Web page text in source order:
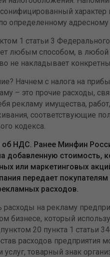
определенному
1 статьи 3
любым способом, в
не накладывает
Начнем с налога на
– это прочие расходы,
рекламу имущества,
соответствующие
кодекса.
НДС. Ранее Минфин
добавленную стоимость,
или маркетинговых
передает
расходов.
расходы на рекламу
бизнесе, который
20 пункта 1 статьи
расходов предприятия
услуг, товарный знак